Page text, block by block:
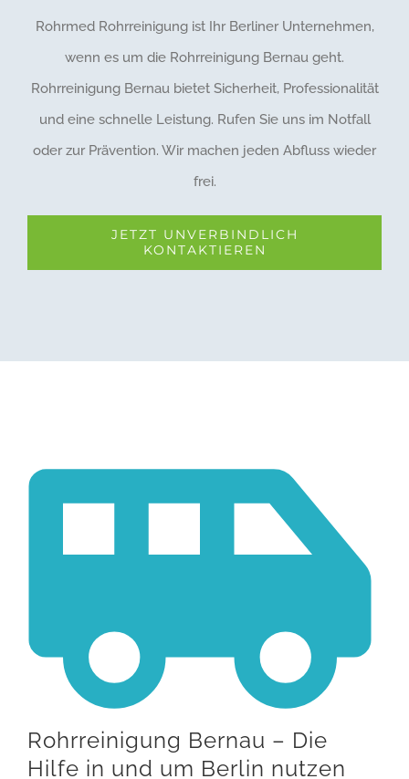
Rohrmed Rohrreinigung ist Ihr Berliner Unternehmen,
wenn es um die Rohrreinigung Bernau geht.
Rohrreinigung Bernau bietet Sicherheit, Professionalität
und eine schnelle Leistung. Rufen Sie uns im Notfall
oder zur Prävention. Wir machen jeden Abfluss wieder
frei.
JETZT UNVERBINDLICH
KONTAKTIEREN
Rohrreinigung Bernau – Die
Hilfe in und um Berlin nutzen